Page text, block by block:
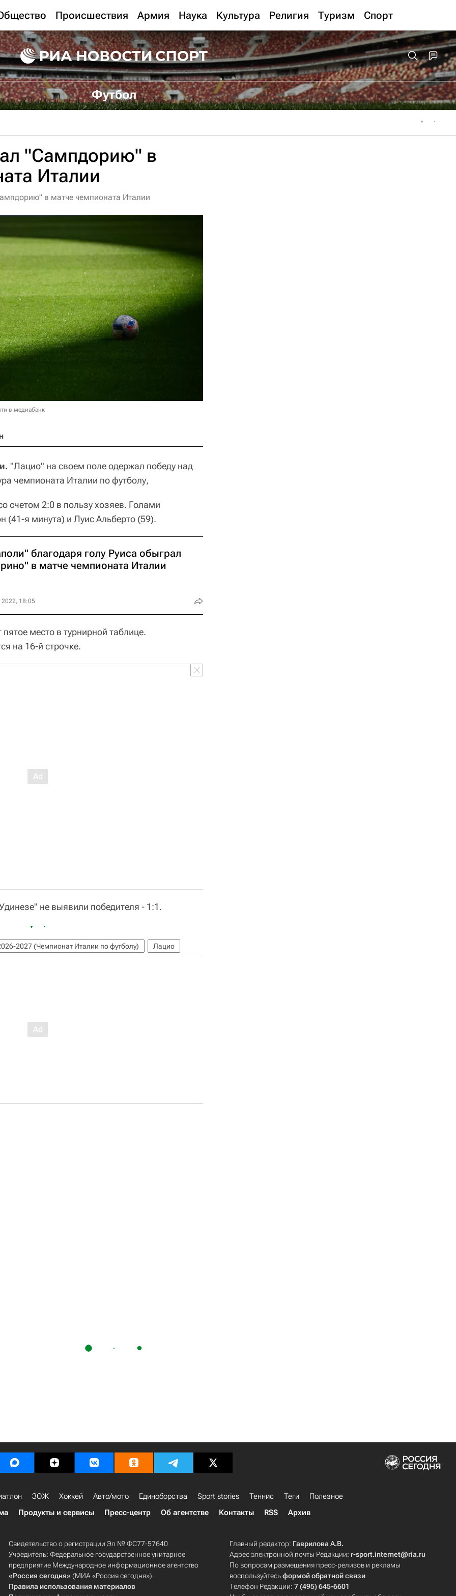
Происшествия Армия Наука Культура Религия Туризм Спорт
Футбол
"Сампдорию" в
Италии
в матче чемпионата Италии
в медиабанк
"Лацио" на своем поле одержал победу над
чемпионата Италии по футболу,
счетом 2:0 в пользу хозяев. Голами
(41-я минута) и Луис Альберто (59).
благодаря голу Руиса обыграл
в матче чемпионата Италии
2022, 18:05
место в турнирной таблице.
на 16-й строчке.
не выявили победителя - 1:1.
2027 (Чемпионат Италии по футболу) Лацио
ЗОЖ Хоккей Авто/мото Единоборства Sport stories Теннис Теги
Полезное
Продукты и сервисы Пресс-центр Об агентстве Контакты RSS Архив
Свидетельство о регистрации Эл № ФС77-57640
Учредитель: Федеральное государственное унитарное
предприятие Международное информационное агентство
«Россия сегодня» (МИА «Россия сегодня»).
Правила использования материалов
Главный редактор: Гаврилова А.В.
Адрес электронной почты Редакции: r-sport.internet@ria.ru
По вопросам размещения пресс-релизов и рекламы
воспользуйтесьформой обратной связи
Телефон Редакции:7 (495) 645-6601